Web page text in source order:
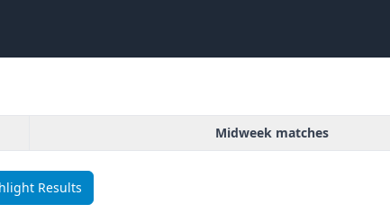
Midweek matches
Results